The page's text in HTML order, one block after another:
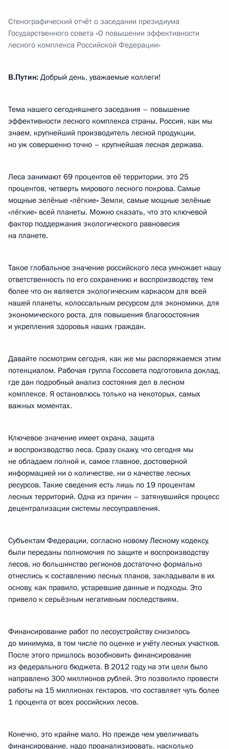
Стенографический отчёт о заседании президиума
Государственного совета «О повышении эффективности
лесного комплекса Российской Федерации»
В.Путин: Добрый день, уважаемые коллеги!
Тема нашего сегодняшнего заседания – повышение
эффективности лесного комплекса страны. Россия, как мы
знаем, крупнейший производитель лесной продукции,
но уж совершенно точно – крупнейшая лесная держава.
Леса занимают 69 процентов её территории, это 25
процентов, четверть мирового лесного покрова. Самые
мощные зелёные «лёгкие» Земли, самые мощные зелёные
«лёгкие» всей планеты. Можно сказать, что это ключевой
фактор поддержания экологического равновесия
на планете.
Такое глобальное значение российского леса умножает нашу
ответственность по его сохранению и воспроизводству, тем
более что он является экологическим каркасом для всей
нашей планеты, колоссальным ресурсом для экономики, для
экономического роста, для повышения благосостояния
и укрепления здоровья наших граждан.
Давайте посмотрим сегодня, как же мы распоряжаемся этим
потенциалом. Рабочая группа Госсовета подготовила доклад,
где дан подробный анализ состояния дел в лесном
комплексе. Я остановлюсь только на некоторых, самых
важных моментах.
Ключевое значение имеет охрана, защита
и воспроизводство леса. Сразу скажу, что сегодня мы
не обладаем полной и, самое главное, достоверной
информацией ни о количестве, ни о качестве лесных
ресурсов. Такие сведения есть лишь по 19 процентам
лесных территорий. Одна из причин – затянувшийся процесс
децентрализации системы лесоуправления.
Субъектам Федерации, согласно новому Лесному кодексу,
были переданы полномочия по защите и воспроизводству
лесов, но большинство регионов достаточно формально
отнеслись к составлению лесных планов, закладывали в их
основу, как правило, устаревшие данные и подходы. Это
привело к серьёзным негативным последствиям.
Финансирование работ по лесоустройству снизилось
до минимума, в том числе по оценке и учёту лесных участков.
После этого пришлось возобновить финансирование
из федерального бюджета. В 2012 году на эти цели было
направлено 300 миллионов рублей. Это позволило провести
работы на 15 миллионах гектаров, что составляет чуть более
1 процента от всех российских лесов.
Конечно, это крайне мало. Но прежде чем увеличивать
финансирование, надо проанализировать, насколько